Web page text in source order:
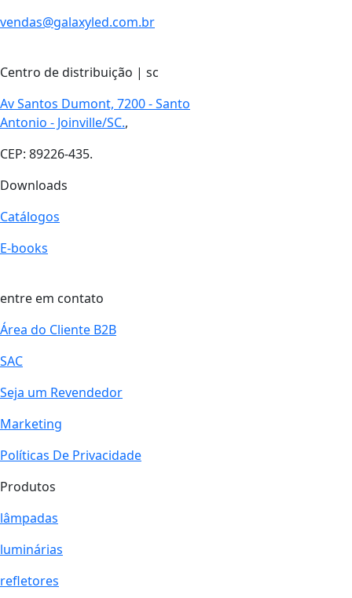
vendas@galaxyled.com.br
Centro de distribuição | sc
Av Santos Dumont, 7200 - Santo
Antonio - Joinville/SC.,
CEP: 89226-435.
Downloads
Catálogos
E-books
entre em contato
Área do Cliente B2B
SAC
Seja um Revendedor
Marketing
Políticas De Privacidade
Produtos
lâmpadas
luminárias
refletores